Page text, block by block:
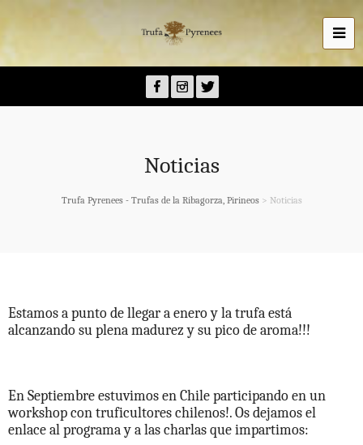
Noticias
Trufa Pyrenees - Trufas de la Ribagorza, Pirineos> Noticias
Estamos a punto de llegar a enero y la trufa está
alcanzando su plena madurez y su pico de aroma!!!
En Septiembre estuvimos en Chile participando en un
workshop con truficultores chilenos!. Os dejamos el
enlace al programa y a las charlas que impartimos: